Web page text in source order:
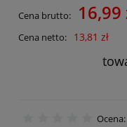
Cena brutto: 16,99
Cena netto: 13,81 zł
Ocena: